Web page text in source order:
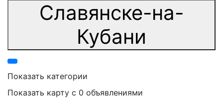
Славянске-на-
Кубани
Показать категории
Показать карту с 0 объявлениями